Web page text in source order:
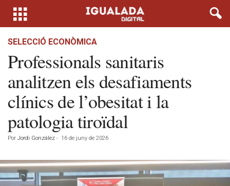
SELECCIÓ ECONÒMICA
Professionals sanitaris
analitzen els desafiaments
clínics de l’obesitat i la
patologia tiroïdal
Por Jordi González - 16 de juny de 2026